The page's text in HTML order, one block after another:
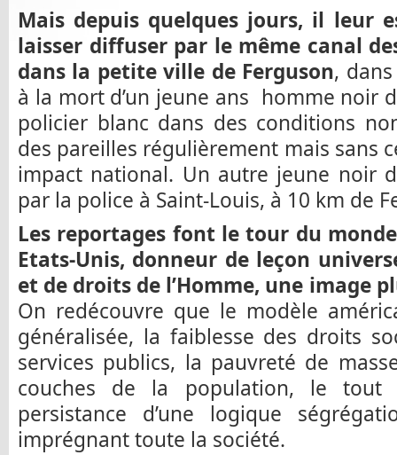
Mais depuis quelques jours, il leur
laisser diffuser par le même canal
dans la petite ville de Ferguson,
à la mort d’un jeune ans homme noir
policier blanc dans des conditions
des pareilles régulièrement mais sans
impact national. Un autre jeune noir
par la police à Saint-Louis, à 10 km de
Les reportages font le tour du
Etats-Unis, donneur de leçon
et de droits de l’Homme, une image
On redécouvre que le modèle
généralisée, la faiblesse des droits
services publics, la pauvreté de
couches de la population, le tout
persistance d’une logique
imprégnant toute la société.